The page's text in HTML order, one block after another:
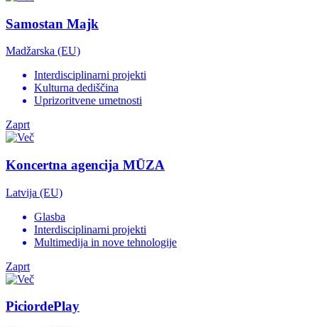
Samostan Majk
Madžarska (EU)
Interdisciplinarni projekti
Kulturna dediščina
Uprizoritvene umetnosti
Zaprt
Koncertna agencija MŪZA
Latvija (EU)
Glasba
Interdisciplinarni projekti
Multimedija in nove tehnologije
Zaprt
PiciordePlay